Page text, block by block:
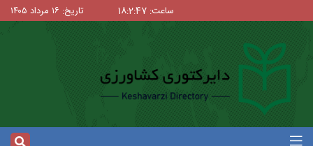
ساعت: 18:2:47 تاریخ: ۱۶ مرداد ۱۴۰۵